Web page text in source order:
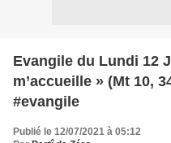
Evangile du Lundi 12
m’accueille » (Mt 10,
#evangile
Publié le 12/07/2021 à 05:12